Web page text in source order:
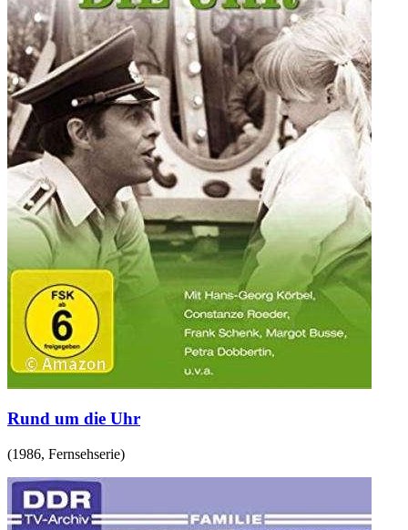
Rund um die Uhr
(1986, Fernsehserie)